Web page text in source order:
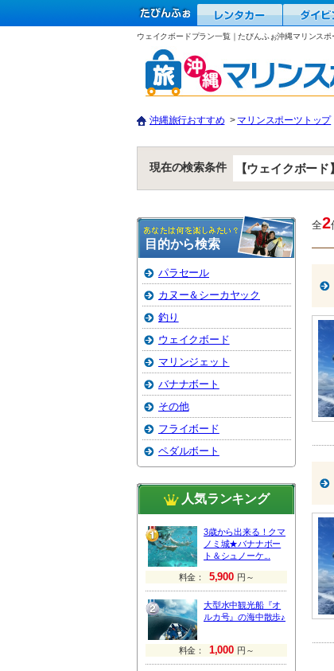
ウェイクボードプラン一覧｜たびんふぉ沖縄マリンスポ
沖縄旅行おすすめ マリンスポーツトップ
現在の検索条件 【ウェイクボード】
目的から検索
パラセール
カヌー＆シーカヤック
釣り
ウェイクボード
マリンジェット
バナナボート
その他
フライボード
ペダルボート
人気ランキング
3歳から出来る！クマ
ノミ城★バナナボー
ト＆シュノーケ...
料金： 5,900 円～
大型水中観光船『オ
ルカ号』の海中散歩♪
料金： 1,000 円～
全2